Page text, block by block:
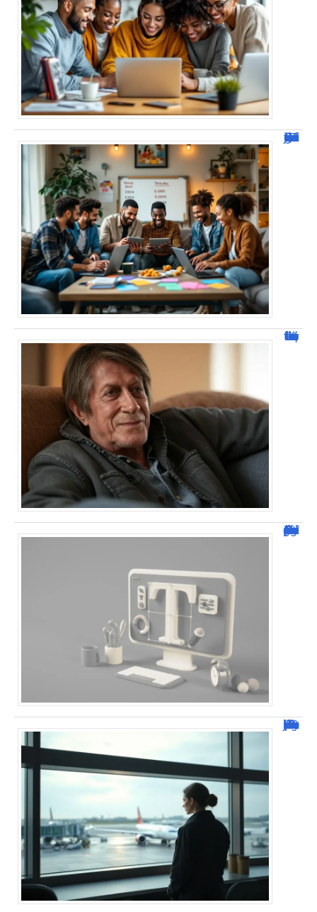
JetPunk : Quiz et jeux de culture générale
Jacques Dutronc fortune : estimation et sources de richesse !
Dafont Police : guide complet pour télécharger !
Combien de jour pour un décès d’un parent à l’étranger ?